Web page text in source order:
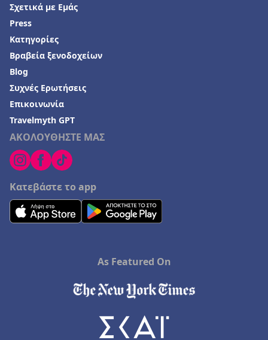
ΑΚΟΛΟΥΘΗΣΤΕ ΜΑΣ
Κατεβάστε το app
Σχετικά με Εμάς
Press
Κατηγορίες
Βραβεία ξενοδοχείων
Blog
Συχνές Ερωτήσεις
Επικοινωνία
Travelmyth GPT
As Featured On